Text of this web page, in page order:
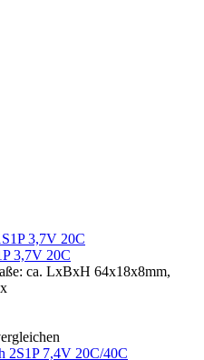
3,7V 20C
ca. LxBxH 64x18x8mm,